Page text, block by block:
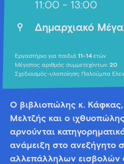
11:00 - 13:00
Δημαρχιακό
Εργαστήριο για παιδιά 11-14 ετών
Μέγιστος αριθμός συμμετεχόντων: 20
Σχεδιασμός-υλοποίηση: Παλούμπα
Ο βιβλιοπώλης κ.
Μελτζής και ο
αρνούνται
ανάμειξη στο ανεξήγητο
αλλεπάλληλων εισβολών